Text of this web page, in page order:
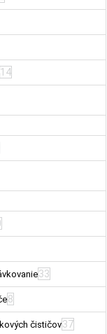
14
33
8
čističov37